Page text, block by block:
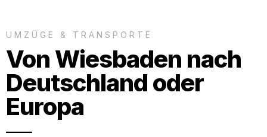
UMZÜGE & TRANSPORTE
Von Wiesbaden nach
Deutschland oder
Europa